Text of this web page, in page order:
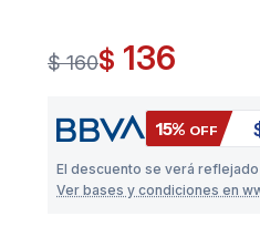
$ 160$ 136
15% OFF
El descuento se verá reflejado
Ver bases y condiciones en